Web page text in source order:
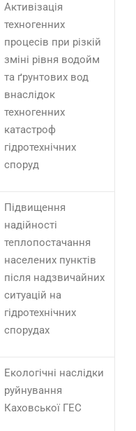
Активізація
техногенних
процесів при різкій
зміні рівня водойм
та ґрунтових вод
внаслідок
техногенних
катастроф
гідротехнічних
споруд
Підвищення
надійності
теплопостачання
населених пунктів
після надзвичайних
ситуацій на
гідротехнічних
спорудах
Екологічні наслідки
руйнування
Каховської ГЕС